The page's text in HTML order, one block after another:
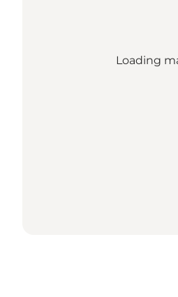
Loading